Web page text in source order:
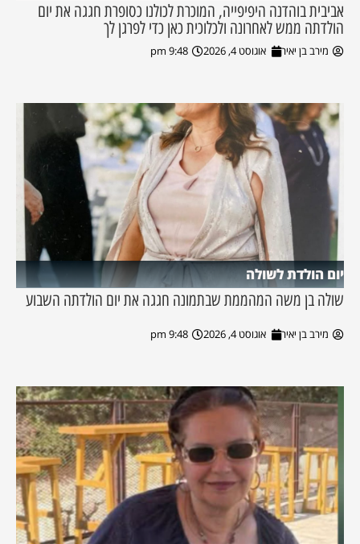
אביבית בוהדנה היפיפייה, המוכרת לכולנו כסופרת חגגה את יום
הולדתה ממש לאחרונה ולכלוכית כאן כדי לפרגן לך
מירב בן יאיר אוגוסט 4, 2026 9:48 pm
יום הולדת לשולה
שולה בן משה המהממת שבתמונה חגגה את יום הולדתה השבוע
מירב בן יאיר אוגוסט 4, 2026 9:48 pm